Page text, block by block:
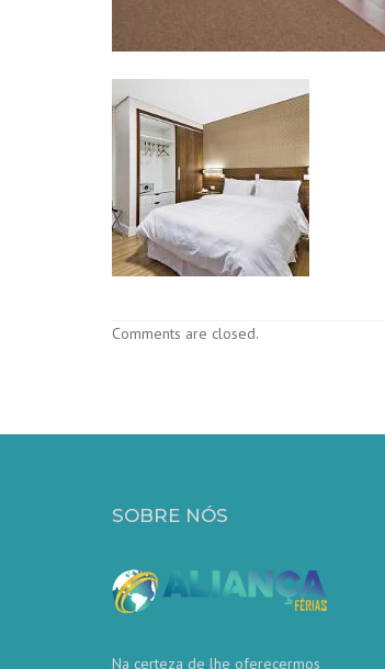
Comments are closed.
SOBRE NÓS
Na certeza de lhe oferecermos